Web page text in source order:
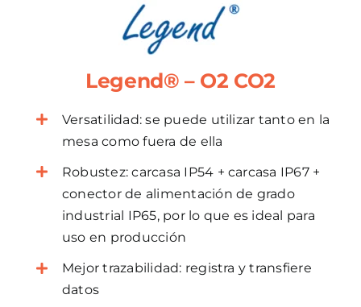
Legend® – O2 CO2
Versatilidad: se puede utilizar tanto en la
mesa como fuera de ella
Robustez: carcasa IP54 + carcasa IP67 +
conector de alimentación de grado
industrial IP65, por lo que es ideal para
uso en producción
Mejor trazabilidad: registra y transfiere
datos